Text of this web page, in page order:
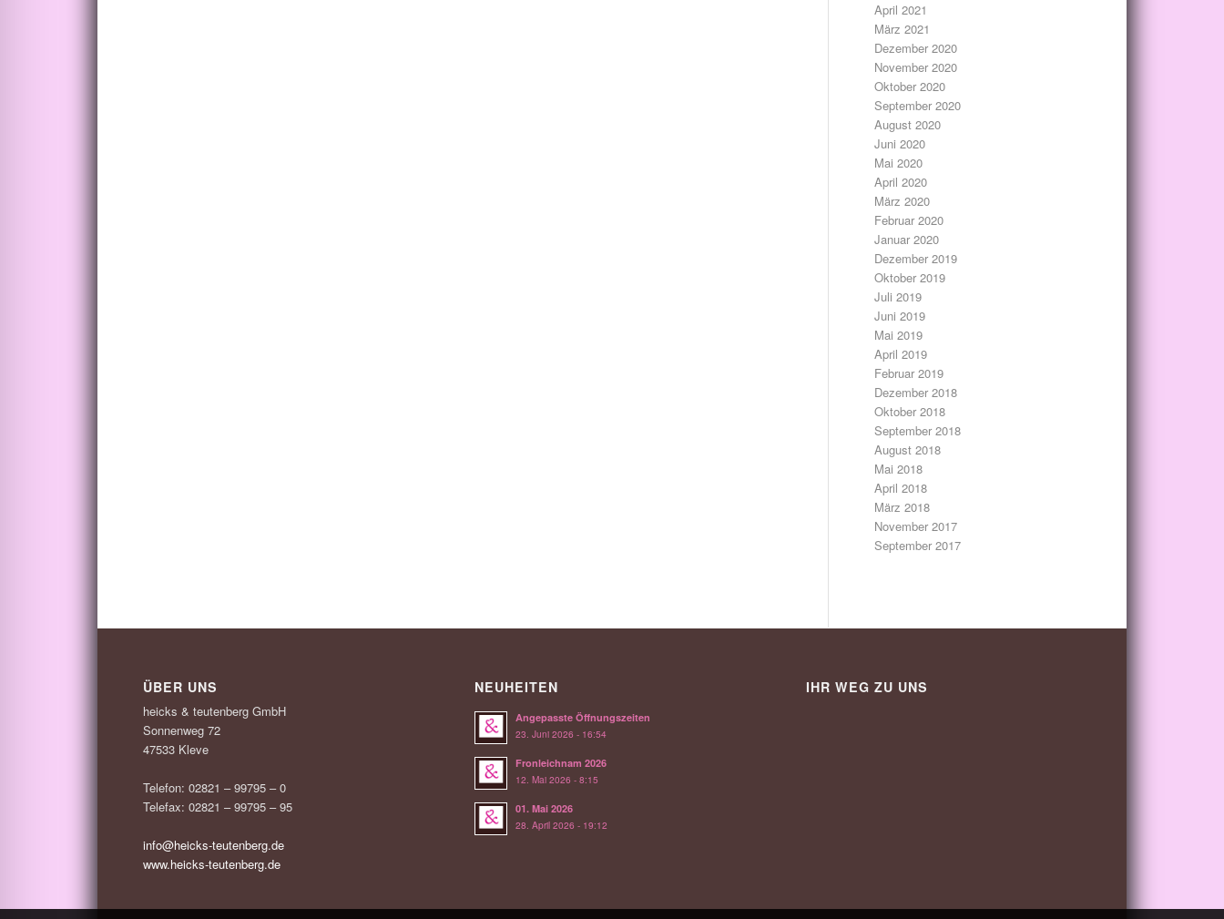
April 2021
März 2021
Dezember 2020
November 2020
Oktober 2020
September 2020
August 2020
Juni 2020
Mai 2020
April 2020
März 2020
Februar 2020
Januar 2020
Dezember 2019
Oktober 2019
Juli 2019
Juni 2019
Mai 2019
April 2019
Februar 2019
Dezember 2018
Oktober 2018
September 2018
August 2018
Mai 2018
April 2018
März 2018
November 2017
September 2017
ÜBER UNS
heicks & teutenberg GmbH
Sonnenweg 72
47533 Kleve
Telefon: 02821 – 99795 – 0
Telefax: 02821 – 99795 – 95
info@heicks-teutenberg.de
www.heicks-teutenberg.de
NEUHEITEN
Angepasste Öffnungszeiten
23. Juni 2026 - 16:54
Fronleichnam 2026
12. Mai 2026 - 8:15
01. Mai 2026
28. April 2026 - 19:12
IHR WEG ZU UNS